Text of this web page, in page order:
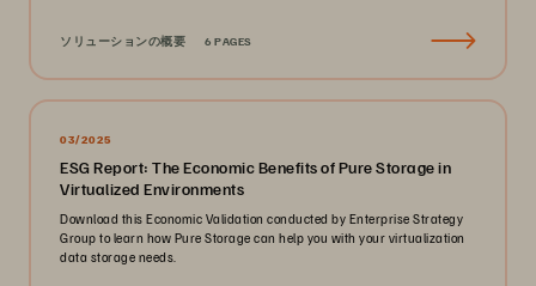
ソリューションの概要 6 PAGES
03/2025
ESG Report: The Economic Benefits of Pure Storage in
Virtualized Environments
Download this Economic Validation conducted by Enterprise Strategy
Group to learn how Pure Storage can help you with your virtualization
data storage needs.